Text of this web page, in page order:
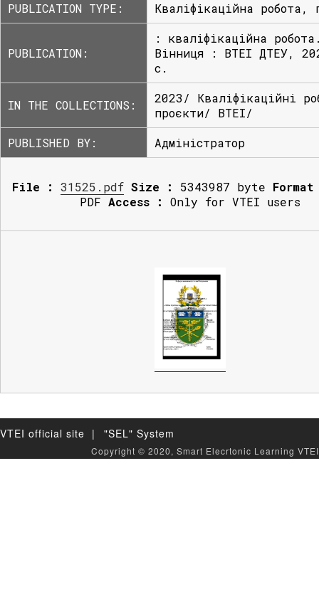
PUBLICATION TYPE:
Кваліфікаційна робота,
PUBLICATION:
: кваліфікаційна
Вінниця : ВТЕІ ДТЕУ,
с.
IN THE COLLECTIONS:
2023/ Кваліфікаційні
проєкти/ ВТЕІ/
PUBLISHED BY:
Адміністратор
File : 31525.pdf Size : 5343987 byte
PDF Access : Only for VTEI users
VTEI official site | "SEL" System
Copyright © 2020, Smart Elecrtonic Learning VTEI